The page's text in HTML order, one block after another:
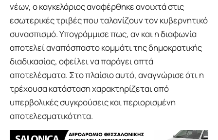
νέων, ο καγκελάριος αναφέρθηκε ανοιχτά στις
εσωτερικές τριβές που ταλανίζουν τον κυβερνητικό
συνασπισμό. Υπογράμμισε πως, αν και η διαφωνία
αποτελεί αναπόσπαστο κομμάτι της δημοκρατικής
διαδικασίας, οφείλει να παράγει απτά
αποτελέσματα. Στο πλαίσιο αυτό, αναγνώρισε ότι η
τρέχουσα κατάσταση χαρακτηρίζεται από
υπερβολικές συγκρούσεις και περιορισμένη
αποτελεσματικότητα.